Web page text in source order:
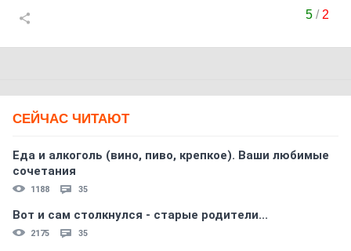
5/ 2
СЕЙЧАС ЧИТАЮТ
Еда и алкоголь (вино, пиво, крепкое). Ваши любимые
сочетания
1188 35
Вот и сам столкнулся - старые родители...
2175 35